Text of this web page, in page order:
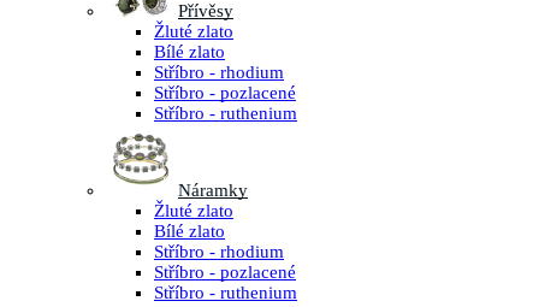
Přívěsy
Žluté zlato
Bílé zlato
Stříbro - rhodium
Stříbro - pozlacené
Stříbro - ruthenium
Náramky
Žluté zlato
Bílé zlato
Stříbro - rhodium
Stříbro - pozlacené
Stříbro - ruthenium